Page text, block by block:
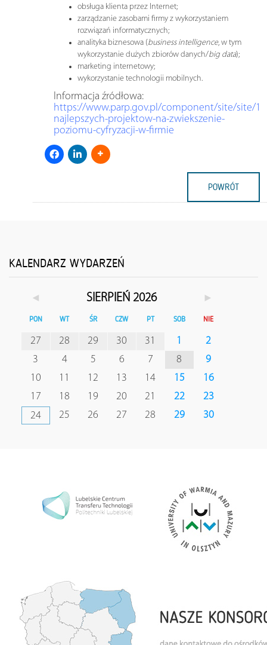
obsługa klienta przez Internet;
zarządzanie zasobami firmy z wykorzystaniem
rozwiązań informatycznych;
analityka biznesowa (business intelligence, w tym
wykorzystanie dużych zbiorów danych/big data);
marketing internetowy;
wykorzystanie technologii mobilnych.
Informacja źródłowa:
https://www.parp.gov.pl/component/site/site/
najlepszych-projektow-na-zwiekszenie-
poziomu-cyfryzacji-w-firmie
POWRÓT
KALENDARZ WYDARZEŃ
◄ SIERPIEŃ 2026 ►
PON WT ŚR CZW PT SOB NIE
27 28 29 30 31 1
2
3
4 5 6 7 8
9
10
11 12 13 14 15
16
17
18 19 20 21 22
23
24
25 26 27 28 29 30